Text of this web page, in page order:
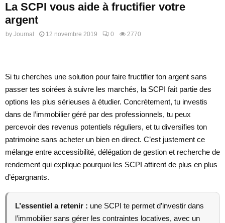
La SCPI vous aide à fructifier votre
argent
by Journal 12 novembre 2019 0 2770
Si tu cherches une solution pour faire fructifier ton argent sans
passer tes soirées à suivre les marchés, la SCPI fait partie des
options les plus sérieuses à étudier. Concrètement, tu investis
dans de l’immobilier géré par des professionnels, tu peux
percevoir des revenus potentiels réguliers, et tu diversifies ton
patrimoine sans acheter un bien en direct. C’est justement ce
mélange entre accessibilité, délégation de gestion et recherche de
rendement qui explique pourquoi les SCPI attirent de plus en plus
d’épargnants.
L’essentiel a retenir : une SCPI te permet d’investir dans
l’immobilier sans gérer les contraintes locatives, avec un